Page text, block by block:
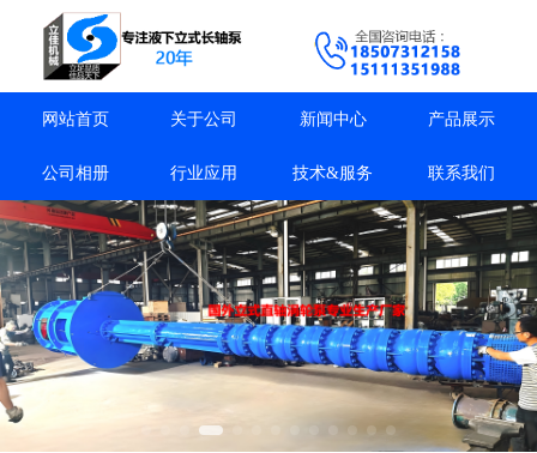
网站首页 关于公司 新闻中心 产品展示
公司相册 行业应用 技术&服务 联系我们